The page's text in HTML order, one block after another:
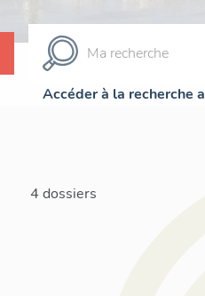
Accéder à la recherche
4 dossiers